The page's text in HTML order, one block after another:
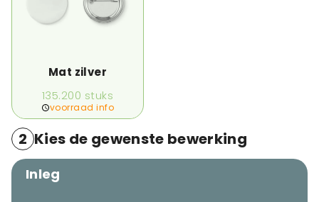
Mat zilver
135.200 stuks
voorraad info
2 Kies de gewenste bewerking
Inleg